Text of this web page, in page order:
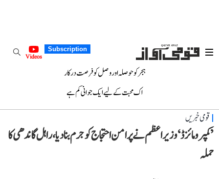
Subscription
Videos
ہجر کو حوصلہ اور وصل کو فرصت درکار
اک محبت کے لیے ایک جوانی کم ہے
قومی خبریں
’کمپرومائزڈ‘ وزیر اعظم نے پرامن احتجاج کو جرم بنا دیا، راہل گاندھی کا
حملہ